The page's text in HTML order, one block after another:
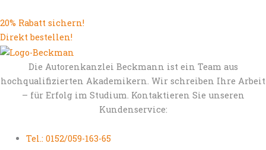
20% Rabatt sichern!
Direkt bestellen!
Die Autorenkanzlei Beckmann ist ein Team aus
hochqualifizierten Akademikern. Wir schreiben Ihre Arbeit
– für Erfolg im Studium. Kontaktieren Sie unseren
Kundenservice:
Tel.: 0152/059-163-65